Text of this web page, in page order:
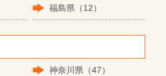
福島県（12）
神奈川県（47）